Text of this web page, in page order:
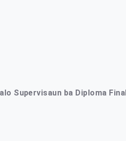
Supervisaun ba Diploma